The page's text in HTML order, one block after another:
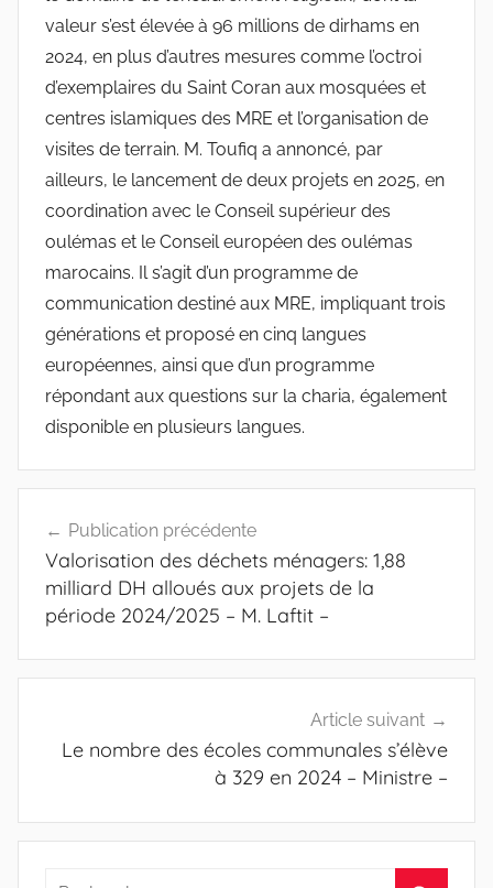
valeur s’est élevée à 96 millions de dirhams en
2024, en plus d’autres mesures comme l’octroi
d’exemplaires du Saint Coran aux mosquées et
centres islamiques des MRE et l’organisation de
visites de terrain. M. Toufiq a annoncé, par
ailleurs, le lancement de deux projets en 2025, en
coordination avec le Conseil supérieur des
oulémas et le Conseil européen des oulémas
marocains. Il s’agit d’un programme de
communication destiné aux MRE, impliquant trois
générations et proposé en cinq langues
européennes, ainsi que d’un programme
répondant aux questions sur la charia, également
disponible en plusieurs langues.
de
l’article
Publication précédente
Valorisation des déchets ménagers: 1,88
milliard DH alloués aux projets de la
période 2024/2025 – M. Laftit –
Article suivant
Le nombre des écoles communales s’élève
à 329 en 2024 – Ministre –
Recherche